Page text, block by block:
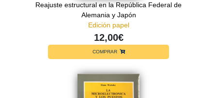
Reajuste estructural en la República Federal de
Alemania y Japón
Edición papel
12,00€
COMPRAR